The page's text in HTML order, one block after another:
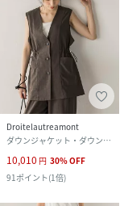
Droitelautreamont
ダウンジャケット・ダウンベスト
10,010 円 30%OFF
91 ポイント(1倍)